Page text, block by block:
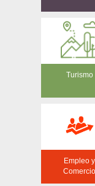
Turismo
Empleo y
Comercio